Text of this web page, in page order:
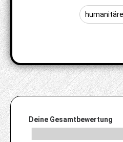
Deine Gesamtbewertung